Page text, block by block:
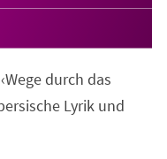
durch das
Lyrik und